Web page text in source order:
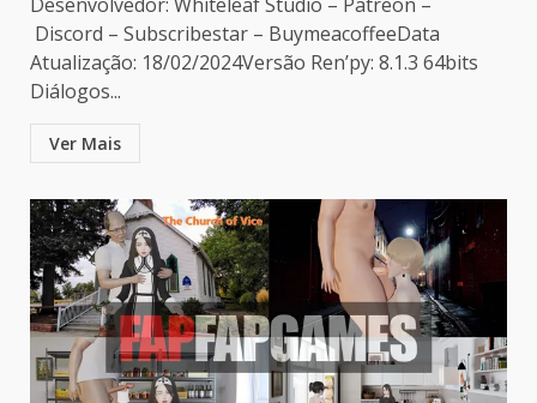
Discord – Subscribestar – BuymeacoffeeData
Atualização: 18/02/2024Versão Ren’py: 8.1.3 64bits
Diálogos...
Ver Mais